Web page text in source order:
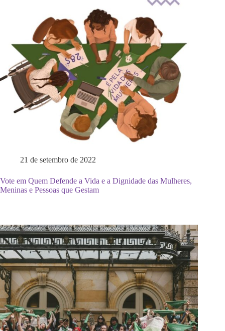
21 de setembro de 2022
Vote em Quem Defende a Vida e a Dignidade das Mulheres,
Meninas e Pessoas que Gestam